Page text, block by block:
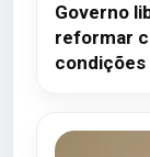
Governo
reformar
condições